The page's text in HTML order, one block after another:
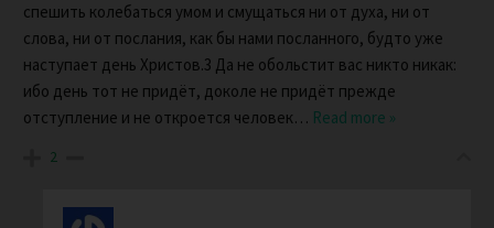
спешить колебаться умом и смущаться ни от духа, ни от
слова, ни от послания, как бы нами посланного, будто уже
наступает день Христов.3 Да не обольстит вас никто никак:
ибо день тот не придёт, доколе не придёт прежде
отступление и не откроется человек… Read more »
2